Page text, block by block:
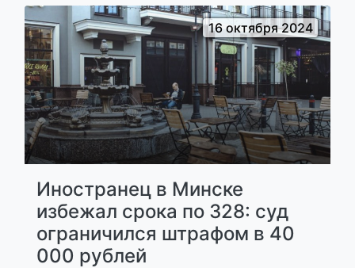
16 октября 2024
Иностранец в Минске
избежал срока по 328: суд
ограничился штрафом в 40
000 рублей